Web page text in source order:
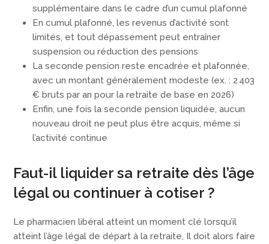
supplémentaire dans le cadre d’un cumul plafonné
En cumul plafonné, les revenus d’activité sont
limités, et tout dépassement peut entraîner
suspension ou réduction des pensions
La seconde pension reste encadrée et plafonnée,
avec un montant généralement modeste (ex. : 2 403
€ bruts par an pour la retraite de base en 2026)
Enfin, une fois la seconde pension liquidée, aucun
nouveau droit ne peut plus être acquis, même si
l’activité continue
Faut-il liquider sa retraite dès l’âge
légal ou continuer à cotiser ?
Le pharmacien libéral atteint un moment clé lorsqu’il
atteint l’âge légal de départ à la retraite, Il doit alors faire